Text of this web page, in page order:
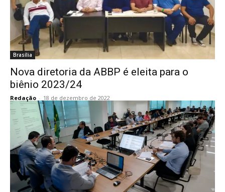
Brasília
Nova diretoria da ABBP é eleita para o
biênio 2023/24
Redação - 18 de dezembro de 2022